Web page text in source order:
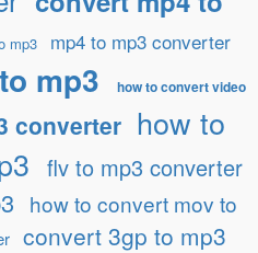
mp3 mp4 to mp3 converter
mp3 how to convert video
converter how to
flv to mp3 converter
how to convert mov to
convert 3gp to mp3